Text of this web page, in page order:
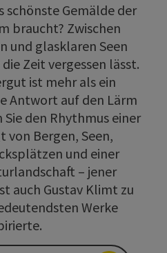
schönste Gemälde der
braucht? Zwischen
und glasklaren Seen
Zeit vergessen lässt.
ist mehr als ein
Antwort auf den Lärm
den Rhythmus einer
von Bergen, Seen,
und einer
– jener
auch Gustav Klimt zu
Werke